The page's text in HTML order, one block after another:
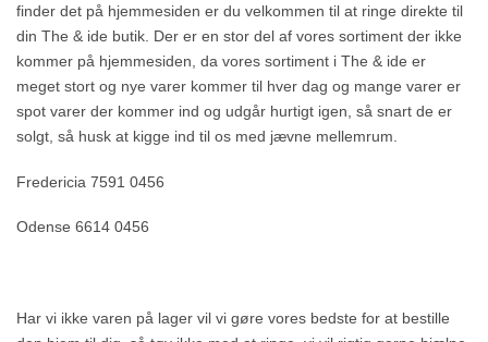
finder det på hjemmesiden er du velkommen til at ringe direkte til
din The & ide butik. Der er en stor del af vores sortiment der ikke
kommer på hjemmesiden, da vores sortiment i The & ide er
meget stort og nye varer kommer til hver dag og mange varer er
spot varer der kommer ind og udgår hurtigt igen, så snart de er
solgt, så husk at kigge ind til os med jævne mellemrum.
Fredericia 7591 0456
Odense 6614 0456
Har vi ikke varen på lager vil vi gøre vores bedste for at bestille